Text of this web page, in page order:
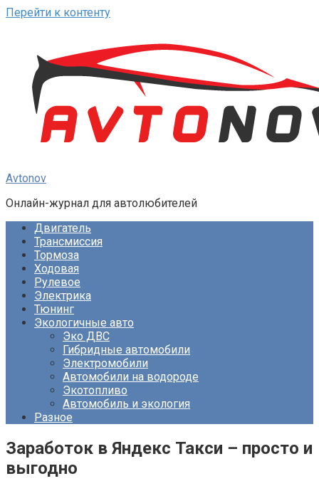
Перейти к контенту
Avtonov
Онлайн-журнал для автолюбителей
Двигатель
Трансмиссия
Тормоза
Ходовая
Рулевое
Электрика
Тюнинг
Экологичные авто
Эко ДВС
Гибридные автомобили
Электромобили
Автомобили на водороде
Экотопливо
Автомобиль и экология
Разное
Заработок в Яндекс Такси – просто и
выгодно